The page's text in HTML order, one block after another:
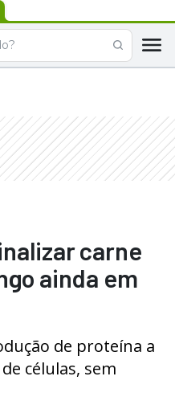
carne
ainda em
de proteína a
células, sem